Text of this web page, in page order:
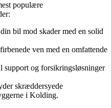
populære
bil mod skader med en solid
ven med en omfattende
support og forsikringsløsninger
skræddersyede
i Kolding.